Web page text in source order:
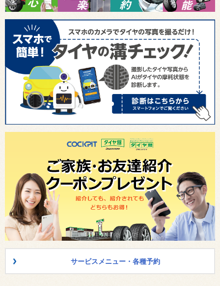
サービスメニュー・各種予約